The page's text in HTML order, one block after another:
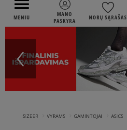
MENIU
MANO
PASKYRA
NORŲ SĄRAŠAS
SIZEER VYRAMS GAMINTOJAI ASICS